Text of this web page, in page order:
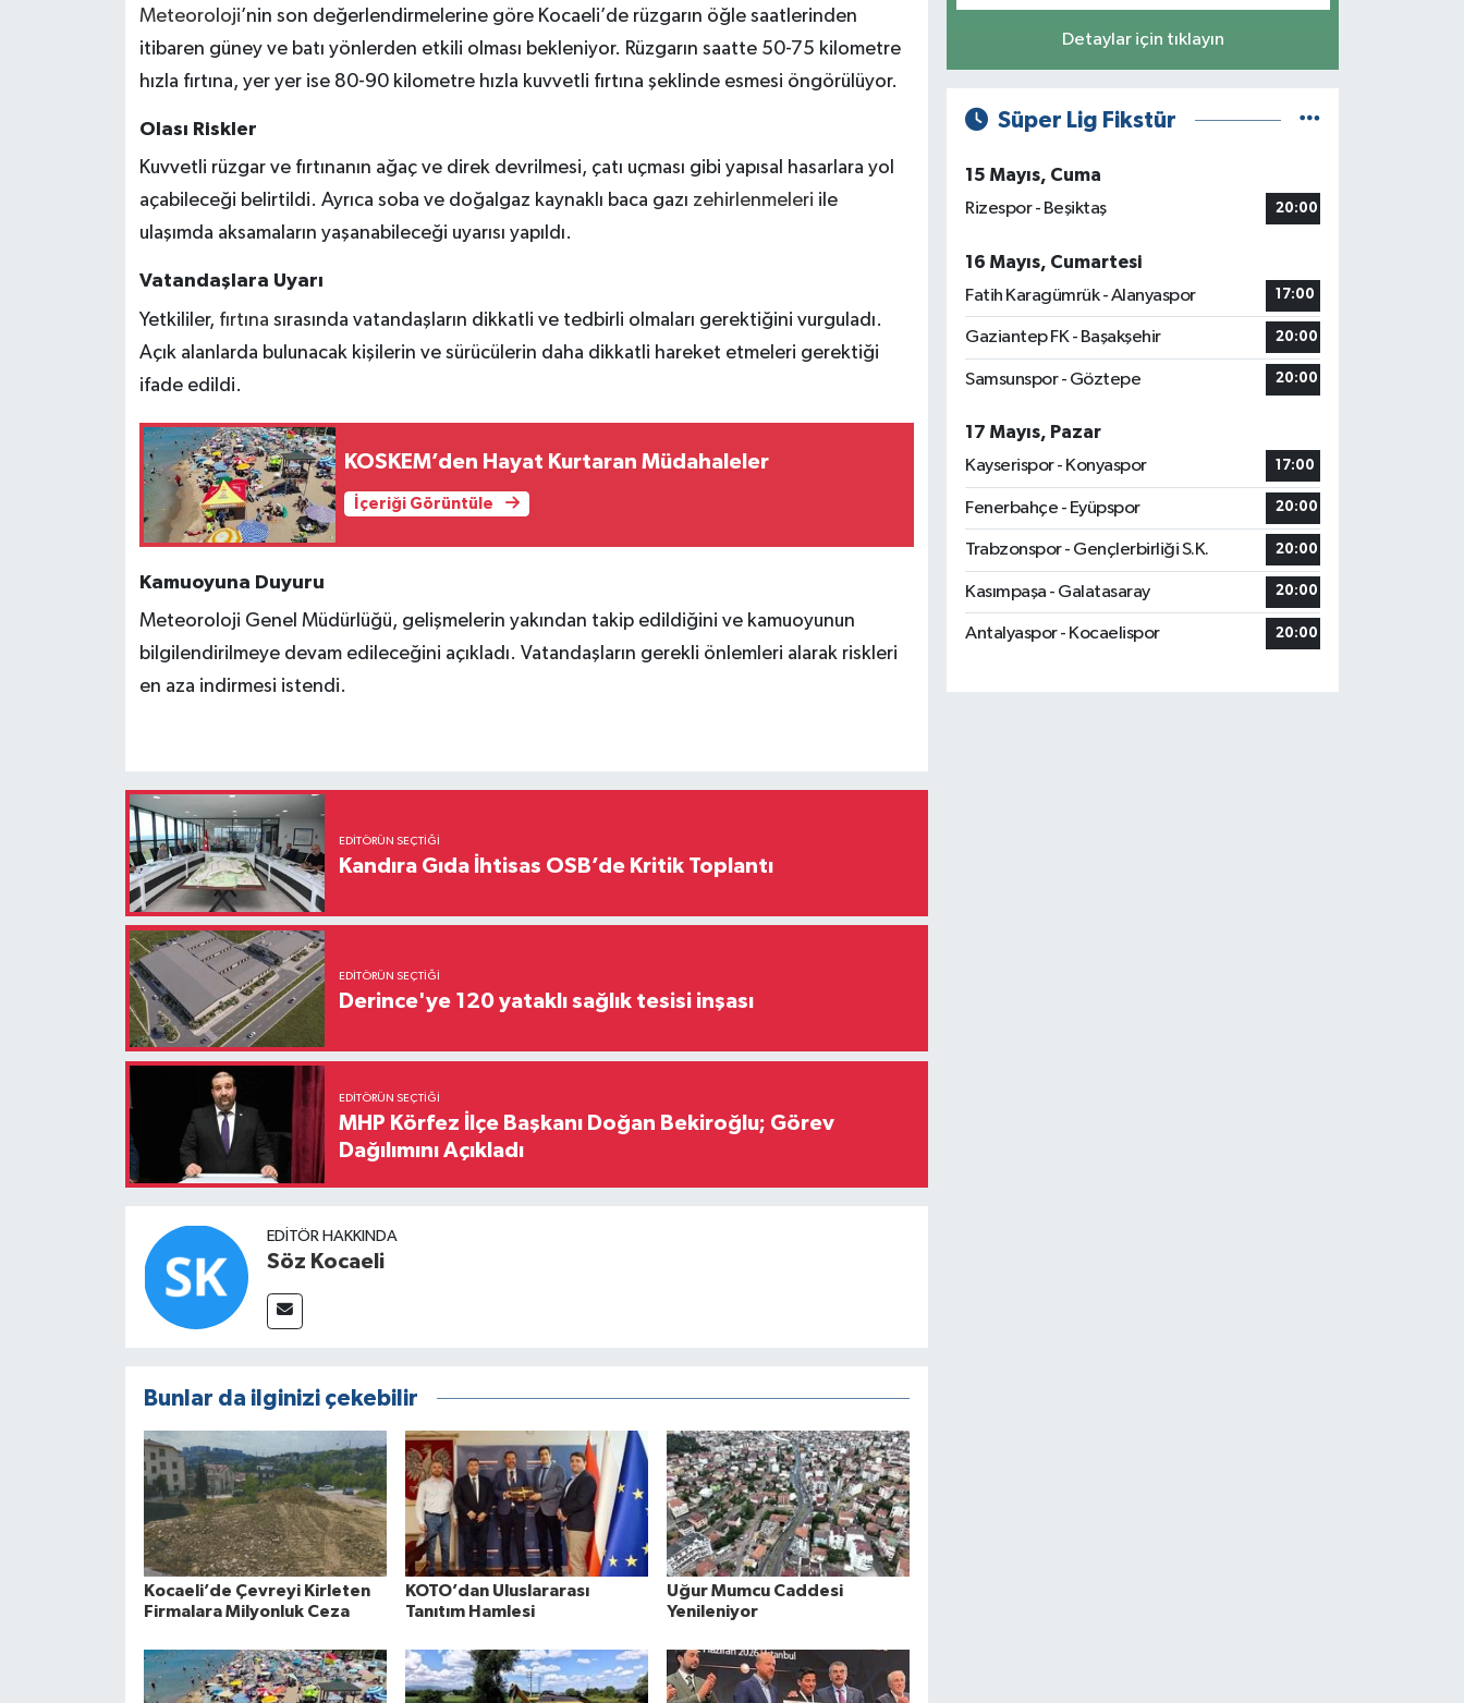
Meteoroloji’nin son değerlendirmelerine göre Kocaeli’de rüzgarın öğle saatlerinden
itibaren güney ve batı yönlerden etkili olması bekleniyor. Rüzgarın saatte 50-75 kilometre
hızla fırtına, yer yer ise 80-90 kilometre hızla kuvvetli fırtına şeklinde esmesi öngörülüyor.
Olası Riskler
Kuvvetli rüzgar ve fırtınanın ağaç ve direk devrilmesi, çatı uçması gibi yapısal hasarlara yol
açabileceği belirtildi. Ayrıca soba ve doğalgaz kaynaklı baca gazı zehirlenmeleri ile
ulaşımda aksamaların yaşanabileceği uyarısı yapıldı.
Vatandaşlara Uyarı
Yetkililer, fırtına sırasında vatandaşların dikkatli ve tedbirli olmaları gerektiğini vurguladı.
Açık alanlarda bulunacak kişilerin ve sürücülerin daha dikkatli hareket etmeleri gerektiği
ifade edildi.
KOSKEM’den Hayat Kurtaran Müdahaleler
İçeriği Görüntüle
Kamuoyuna Duyuru
Meteoroloji Genel Müdürlüğü, gelişmelerin yakından takip edildiğini ve kamuoyunun
bilgilendirilmeye devam edileceğini açıkladı. Vatandaşların gerekli önlemleri alarak riskleri
en aza indirmesi istendi.
EDITÖRÜN SEÇTIĞI
Kandıra Gıda İhtisas OSB’de Kritik Toplantı
EDITÖRÜN SEÇTIĞI
Derince'ye 120 yataklı sağlık tesisi inşası
EDITÖRÜN SEÇTIĞI
MHP Körfez İlçe Başkanı Doğan Bekiroğlu; Görev
Dağılımını Açıkladı
EDITÖR HAKKINDA
Söz Kocaeli
Bunlar da ilginizi çekebilir
Kocaeli’de Çevreyi Kirleten
Firmalara Milyonluk Ceza
KOTO’dan Uluslararası
Tanıtım Hamlesi
Uğur Mumcu Caddesi
Yenileniyor
Detaylar için tıklayın
Süper Lig Fikstür
15 Mayıs, Cuma
Rizespor - Beşiktaş
20:00
16 Mayıs, Cumartesi
Fatih Karagümrük - Alanyaspor
17:00
Gaziantep FK - Başakşehir 20:00
Samsunspor - Göztepe 20:00
17 Mayıs, Pazar
Kayserispor - Konyaspor
17:00
Fenerbahçe - Eyüpspor 20:00
Trabzonspor - Gençlerbirliği S.K. 20:00
Kasımpaşa - Galatasaray 20:00
Antalyaspor - Kocaelispor 20:00